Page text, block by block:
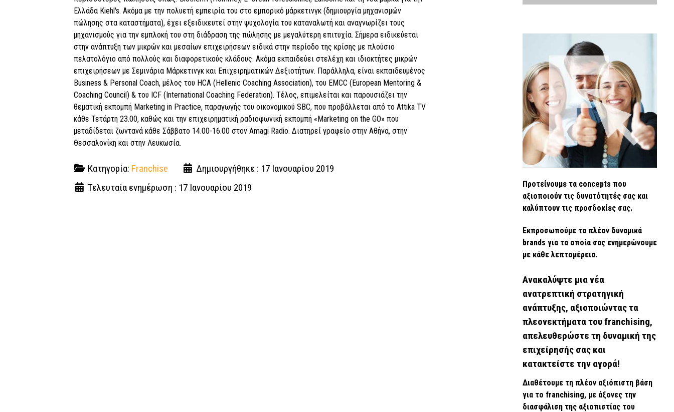
Ελλάδα Kiehl's. Ακόμα με την πολυετή εμπειρία του στο εμπορικό μάρκετινγκ (δημιουργία μηχανισμών
πώλησης στα καταστήματα), έχει εξειδικευτεί στην ψυχολογία του καταναλωτή και αναγνωρίζει τους
μηχανισμούς για την εμπλοκή του στη διάδραση της πώλησης με μεγαλύτερη επιτυχία. Σήμερα ειδικεύεται
στην ανάπτυξη των μικρών και μεσαίων επιχειρήσεων ειδικά στην περίοδο της κρίσης με πλούσιο
πελατολόγιο από πολλούς και διαφορετικούς κλάδους. Ακόμα εκπαιδεύει στελέχη και ιδιοκτήτες μικρών
επιχειρήσεων με Σεμινάρια Μάρκετινγκ και Επιχειρηματικών Δεξιοτήτων. Παράλληλα, είναι εκπαιδευμένος
Business & Personal Coach, μέλος του HCA (Hellenic Coaching Association), του EMCC (European Mentoring &
Coaching Council) & του ICF (International Coaching Federation). Τέλος, επιμελείται και παρουσιάζει την
θεματική εκπομπή Marketing in Practice, παραγωγής του οικονομικού SBC, που προβάλλεται από το Attika TV
κάθε Τετάρτη 23.00, καθώς και την επιχειρηματική ραδιοφωνική εκπομπή «Marketing on the GO» που
μεταδίδεται ζωντανά κάθε Σάββατο 14.00-16.00 στον Amagi Radio. Διατηρεί γραφείο στην Αθήνα, στην
Θεσσαλονίκη και στην Λευκωσία.
Κατηγορία: Franchise
Δημιουργήθηκε : 17 Ιανουαρίου 2019
Τελευταία ενημέρωση : 17 Ιανουαρίου 2019
Προτείνουμε τα concepts που
αξιοποιούν τις δυνατότητές σας και
καλύπτουν τις προσδοκίες σας.
Εκπροσωπούμε τα πλέον δυναμικά
brands για τα οποία σας ενημερώνουμε
με κάθε λεπτομέρεια.
Ανακαλύψτε μια νέα
ανατρεπτική στρατηγική
ανάπτυξης, αξιοποιώντας τα
πλεονεκτήματα του franchising,
απελευθερώστε τη δυναμική της
επιχείρησής σας και
κατακτείστε την αγορά!
Διαθέτουμε τη πλέον αξιόπιστη βάση
για το franchising, με άξονες την
διασφάλιση της αξιοπιστίας του